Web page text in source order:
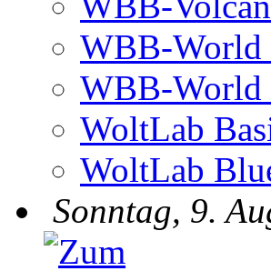
WBB-World
WBB-World
WoltLab
WoltLab
Sonntag, 9.